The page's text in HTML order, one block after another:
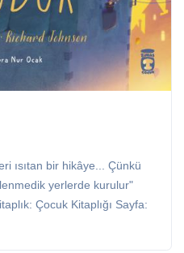
ısıtan bir hikâye... Çünkü
yerlerde kurulur"
Çocuk Kitaplığı Sayfa: